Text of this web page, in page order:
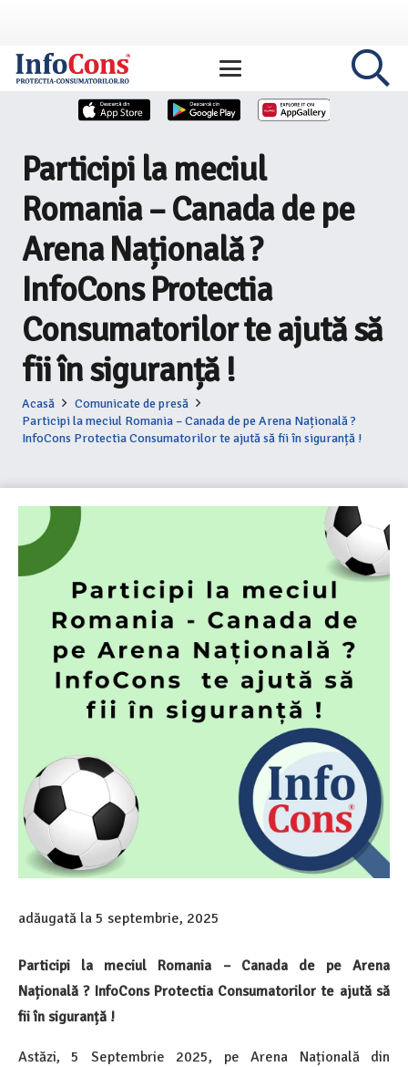
Participi la meciul
Romania – Canada de pe
Arena Națională ?
InfoCons Protectia
Consumatorilor te ajută să
fii în siguranță !
Acasă
Comunicate de presă
Participi la meciul Romania – Canada de pe Arena Națională ?
InfoCons Protectia Consumatorilor te ajută să fii în siguranță !
adăugată la 5 septembrie, 2025
Participi la meciul Romania – Canada de pe Arena
Națională ? InfoCons Protectia Consumatorilor te ajută să
fii în siguranță !
Astăzi, 5 Septembrie 2025, pe Arena Națională din